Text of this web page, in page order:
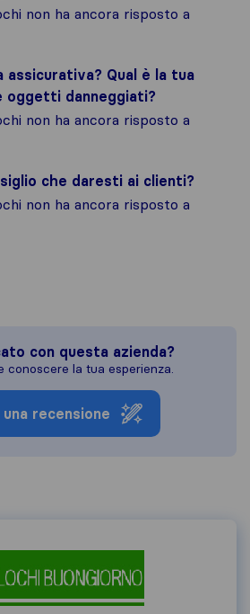
non ha ancora risposto a
assicurativa? Qual è la tua
oggetti danneggiati?
non ha ancora risposto a
che daresti ai clienti?
non ha ancora risposto a
con questa azienda?
conoscere la tua esperienza.
una recensione